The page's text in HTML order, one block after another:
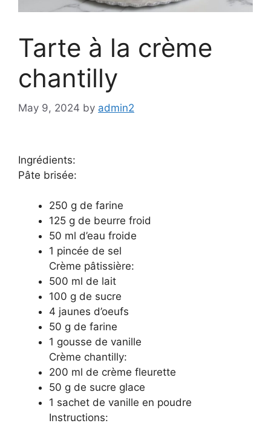
Tarte à la crème
chantilly
May 9, 2024 by admin2
Ingrédients:
Pâte brisée:
250 g de farine
125 g de beurre froid
50 ml d’eau froide
1 pincée de sel
Crème pâtissière:
500 ml de lait
100 g de sucre
4 jaunes d’oeufs
50 g de farine
1 gousse de vanille
Crème chantilly:
200 ml de crème fleurette
50 g de sucre glace
1 sachet de vanille en poudre
Instructions: